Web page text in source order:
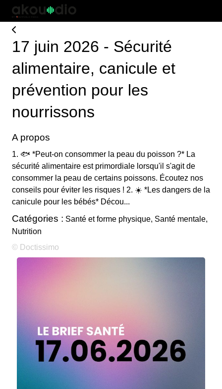
17 juin 2026 - Sécurité
alimentaire, canicule et
prévention pour les
nourrissons
A propos
1. 🐟 *Peut-on consommer la peau du poisson ?* La
sécurité alimentaire est primordiale lorsqu'il s'agit de
consommer la peau de certains poissons. Écoutez nos
conseils pour éviter les risques ! 2. ☀️ *Les dangers de la
canicule pour les bébés* Décou...
Catégories : Santé et forme physique, Santé mentale,
Nutrition
© Doctissimo